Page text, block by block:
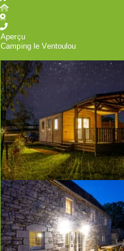
Aperçu
Camping le Ventoulou